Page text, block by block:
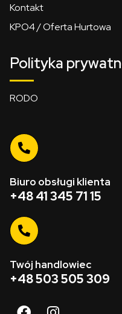
Kontakt
KPO4 / Oferta Hurtowa
Polityka
RODO
Biuro obsługi klienta
+48 41 345 71 15
Twój handlowiec
+48 503 505 309